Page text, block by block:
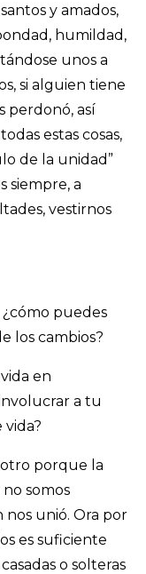
y amados,
humildad,
unos a
si alguien tiene
perdonó, así
estas cosas,
de la unidad”
siempre, a
vestirnos
¿cómo puedes
los cambios?
en
a tu
otro porque la
somos
nos unió. Ora por
es suficiente
o solteras